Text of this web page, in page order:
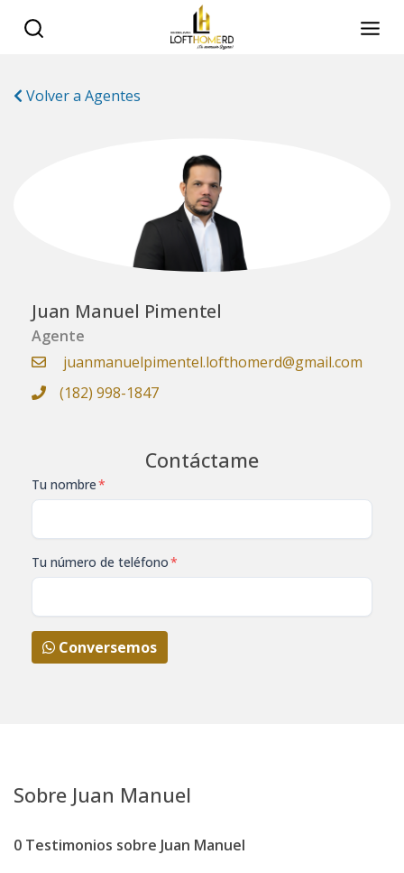
Volver a Agentes
Juan Manuel Pimentel
Agente
juanmanuelpimentel.lofthomerd@gmail.com
(182) 998-1847
Contáctame
Tu nombre*
Tu número de teléfono*
Conversemos
Sobre Juan Manuel
0 Testimonios sobre Juan Manuel